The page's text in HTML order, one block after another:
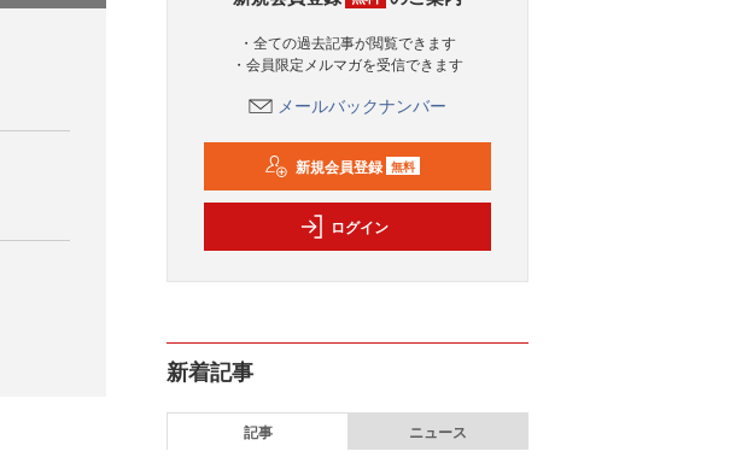
・全ての過去記事が閲覧できます
・会員限定メルマガを受信できます
メールバックナンバー
新規会員登録 無料
ログイン
新着記事
記事 ニュース